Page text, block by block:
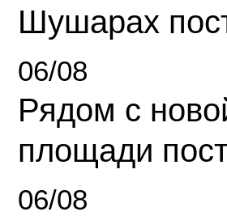
Шушарах
06/08
Рядом с
площади
06/08